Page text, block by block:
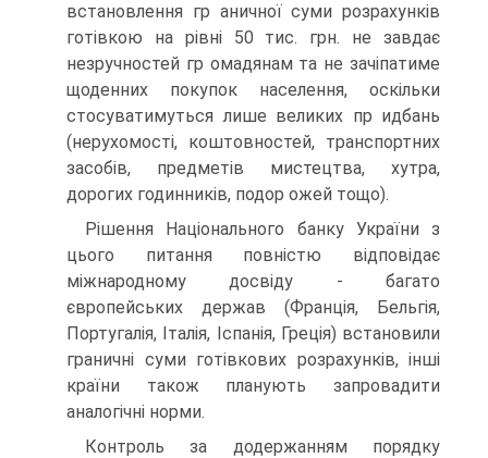
встановлення гр аничної суми розрахунків
готівкою на рівні 50 тис. грн. не завдає
незручностей гр омадянам та не зачіпатиме
щоденних покупок населення, оскільки
стосуватимуться лише великих пр идбань
(нерухомості, коштовностей, транспортних
засобів, предметів мистецтва, хутра,
дорогих годинників, подор ожей тощо).
Рішення Національного банку України з
цього питання повністю відповідає
міжнародному досвіду - багато
європейських держав (Франція, Бельгія,
Португалія, Італія, Іспанія, Греція) встановили
граничні суми готівкових розрахунків, інші
країни також планують запровадити
аналогічні норми.
Контроль за додержанням порядку